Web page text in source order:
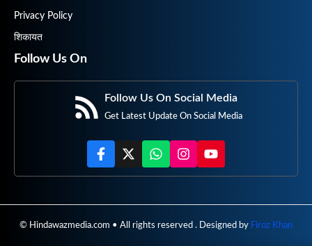
Privacy Policy
शिकायत
Follow Us On
Follow Us On Social Media
Get Latest Update On Social Media
© Hindawazmedia.com • All rights reserved . Designed by Firoz Khan